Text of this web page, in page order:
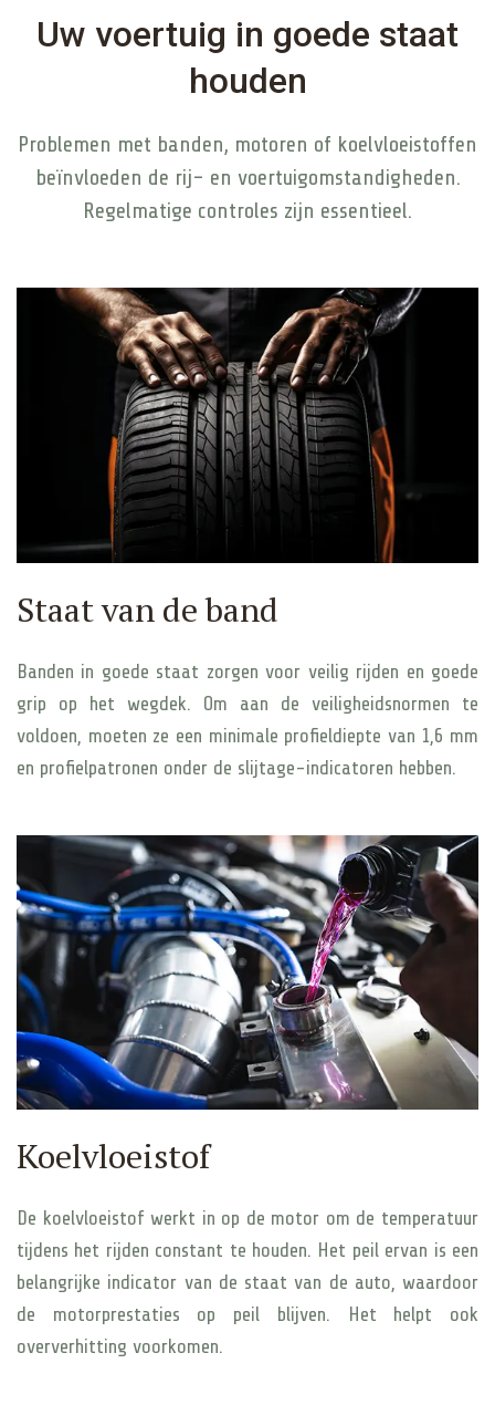
Uw voertuig in goede staat
houden
Problemen met banden, motoren of koelvloeistoffen
beïnvloeden de rij- en voertuigomstandigheden.
Regelmatige controles zijn essentieel.
Staat van de band
Banden in goede staat zorgen voor veilig rijden en goede
grip op het wegdek. Om aan de veiligheidsnormen te
voldoen, moeten ze een minimale profieldiepte van 1,6 mm
en profielpatronen onder de slijtage-indicatoren hebben.
Koelvloeistof
De koelvloeistof werkt in op de motor om de temperatuur
tijdens het rijden constant te houden. Het peil ervan is een
belangrijke indicator van de staat van de auto, waardoor
de motorprestaties op peil blijven. Het helpt ook
oververhitting voorkomen.